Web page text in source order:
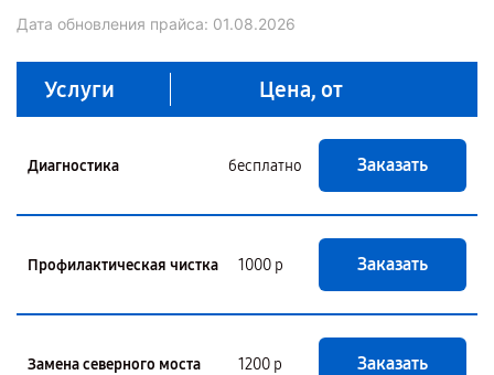
Дата обновления прайса: 01.08.2026
Услуги Цена, от
Диагностика бесплатно Заказать
Профилактическая чистка 1000 р Заказать
Замена северного моста 1200 р Заказать